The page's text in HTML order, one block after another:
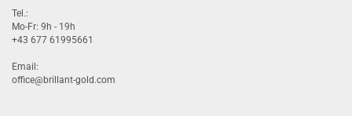
Tel.:
Mo-Fr: 9h - 19h
+43 677 61995661
Email:
office@brillant-gold.com